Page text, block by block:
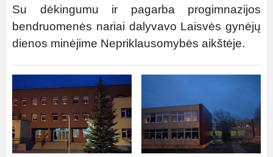
Su dėkingumu ir pagarba progimnazijos
bendruomenės nariai dalyvavo Laisvės gynėjų
dienos minėjime Nepriklausomybės aikštėje.